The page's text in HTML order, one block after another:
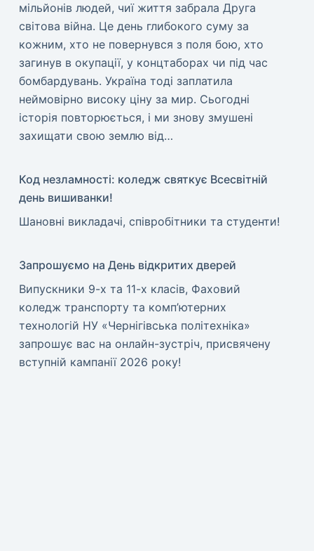
мільйонів людей, чиї життя забрала Друга
світова війна. Це день глибокого суму за
кожним, хто не повернувся з поля бою, хто
загинув в окупації, у концтаборах чи під час
бомбардувань. Україна тоді заплатила
неймовірно високу ціну за мир. ​Сьогодні
історія повторюється, і ми знову змушені
захищати свою землю від…
Код незламності: коледж святкує Всесвітній
день вишиванки!
​Шановні викладачі, співробітники та студенти!
Запрошуємо на День відкритих дверей
Випускники 9-х та 11-х класів, Фаховий
коледж транспорту та комп’ютерних
технологій НУ «Чернігівська політехніка»
запрошує вас на онлайн-зустріч, присвячену
вступній кампанії 2026 року!